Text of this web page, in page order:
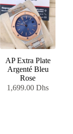
AP Extra Plate
Argenté Bleu
Rose
1,699.00Dhs